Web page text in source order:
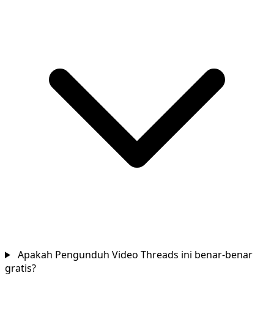
Apakah Pengunduh Video Threads ini benar-benar
gratis?